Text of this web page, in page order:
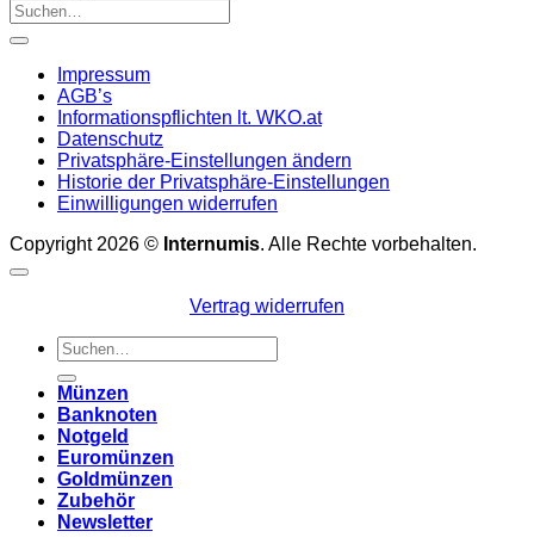
Impressum
AGB’s
Informationspflichten lt. WKO.at
Datenschutz
Privatsphäre-Einstellungen ändern
Historie der Privatsphäre-Einstellungen
Einwilligungen widerrufen
Copyright 2026 © Internumis. Alle Rechte vorbehalten.
Vertrag widerrufen
Suchen
nach:
Münzen
Banknoten
Notgeld
Euromünzen
Goldmünzen
Zubehör
Newsletter